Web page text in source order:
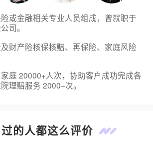
或金融相关专业人员组成，曾就职于
司。
财产险核保核赔、再保险、家庭风险
庭 20000+人次，协助客户成功完成各
理赔服务 2000+次。
的人都这么评价